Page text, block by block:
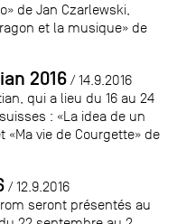
de Jan Czarlewski,
et la musique» de
2016 / 14.9.2016
qui a lieu du 16 au 24
: «La idea de un
«Ma vie de Courgette» de
/ 12.9.2016
seront présentés au